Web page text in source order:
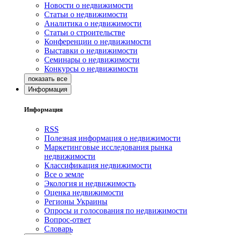
Новости о недвижимости
Статьи о недвижимости
Аналитика о недвижимости
Статьи о строительстве
Конференции о недвижимости
Выставки о недвижимости
Семинары о недвижимости
Конкурсы о недвижимости
Информация
Информация
RSS
Полезная информация о недвижимости
Маркетинговые исследования рынка
недвижимости
Классификация недвижимости
Все о земле
Экология и недвижимость
Оценка недвижимости
Регионы Украины
Опросы и голосования по недвижимости
Вопрос-ответ
Словарь